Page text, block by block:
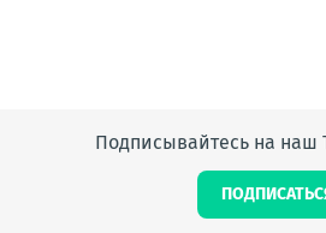
Подписывайтесь на наш